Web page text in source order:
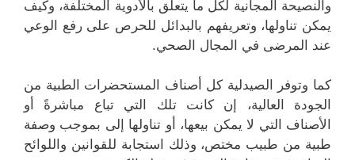
والنصيحة المجانية لكل ما يتعلق بالأدوية المختلفة، وكيف
يمكن تناولها، وتعريفهم بالبدائل للحرص على رفع الوعي
عند المرضى في المجال الصحي.
كما وتوفر الصيدلية كل أصناف المستحضرات الطبية من
الجودة العالية، إن كانت تلك التي تباع مباشرةً أو
الأصناف التي لا يمكن بيعها، أو تناولها إلى بموجب وصفة
طبية من طبيب مختص، وذلك استجابة للقوانين واللوائح